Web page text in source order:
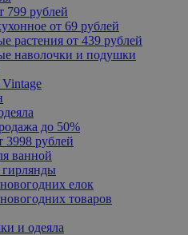
799 рублей
от 69 рублей
растения от 439 рублей
наволочки и подушки
до 50%
3998 рублей
ванной
елок
товаров
и одеяла